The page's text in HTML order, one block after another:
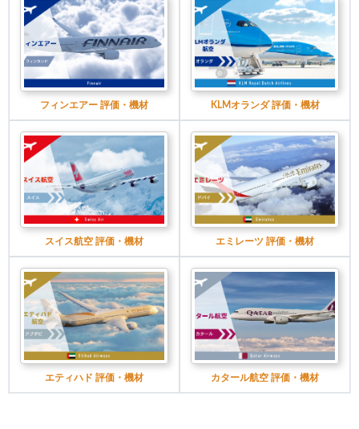
フィンエアー 評価・機材 KLMオランダ 評価・機材
スイス航空 評価・機材 エミレーツ 評価・機材
エティハド 評価・機材 カタール航空 評価・機材